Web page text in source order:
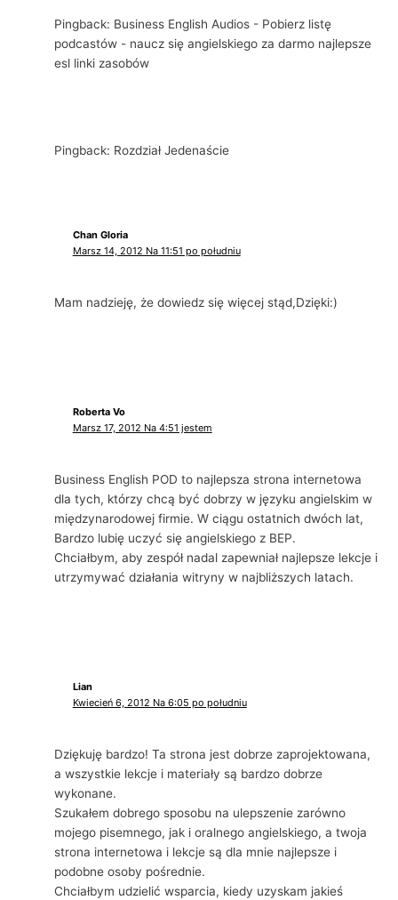
Pingback: Business English Audios - Pobierz listę
podcastów - naucz się angielskiego za darmo najlepsze
esl linki zasobów
Pingback: Rozdział Jedenaście
Chan Gloria
Marsz 14, 2012 Na 11:51 po południu
Mam nadzieję, że dowiedz się więcej stąd,Dzięki:)
Roberta Vo
Marsz 17, 2012 Na 4:51 jestem
Business English POD to najlepsza strona internetowa
dla tych, którzy chcą być dobrzy w języku angielskim w
międzynarodowej firmie. W ciągu ostatnich dwóch lat,
Bardzo lubię uczyć się angielskiego z BEP.
Chciałbym, aby zespół nadal zapewniał najlepsze lekcje i
utrzymywać działania witryny w najbliższych latach.
Lian
Kwiecień 6, 2012 Na 6:05 po południu
Dziękuję bardzo! Ta strona jest dobrze zaprojektowana,
a wszystkie lekcje i materiały są bardzo dobrze
wykonane.
Szukałem dobrego sposobu na ulepszenie zarówno
mojego pisemnego, jak i oralnego angielskiego, a twoja
strona internetowa i lekcje są dla mnie najlepsze i
podobne osoby pośrednie.
Chciałbym udzielić wsparcia, kiedy uzyskam jakieś